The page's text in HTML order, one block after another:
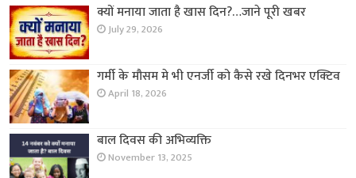
क्यों मनाया जाता है खास दिन?…जाने पूरी खबर
July 29, 2026
गर्मी के मौसम मे भी एनर्जी को कैसे रखे दिनभर एक्टिव
April 18, 2026
बाल दिवस की अभिव्यक्ति
November 13, 2025